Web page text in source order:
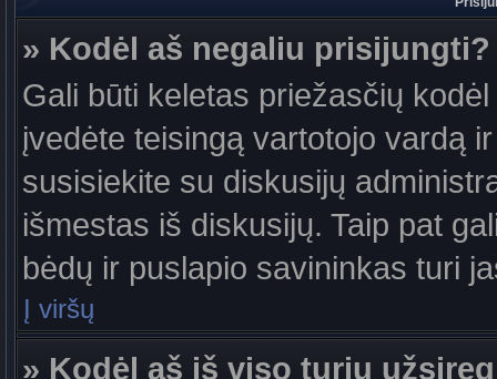
» Kodėl aš negaliu prisijungti?
Gali būti keletas priežasčių
įvedėte teisingą vartotojo vardą
susisiekite su diskusijų
išmestas iš diskusijų. Taip pat
bėdų ir puslapio savininkas turi
Į viršų
» Kodėl aš iš viso turiu